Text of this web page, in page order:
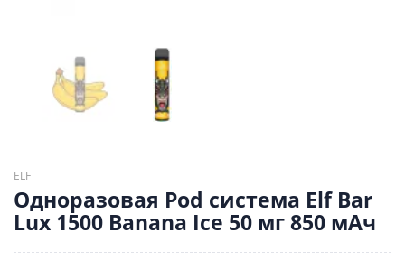
ELF
Одноразовая Pod система Elf Bar
Lux 1500 Banana Ice 50 мг 850 мАч